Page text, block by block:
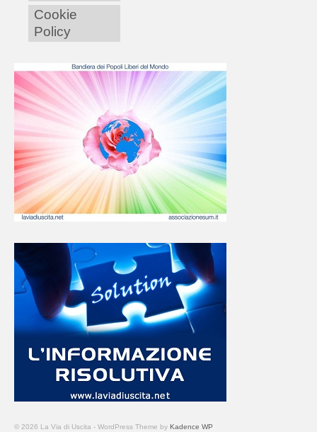
Cookie
Policy
© 2026 La Via di Uscita - WordPress Theme by Kadence WP